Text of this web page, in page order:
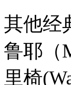
其他经
鲁耶（
里椅